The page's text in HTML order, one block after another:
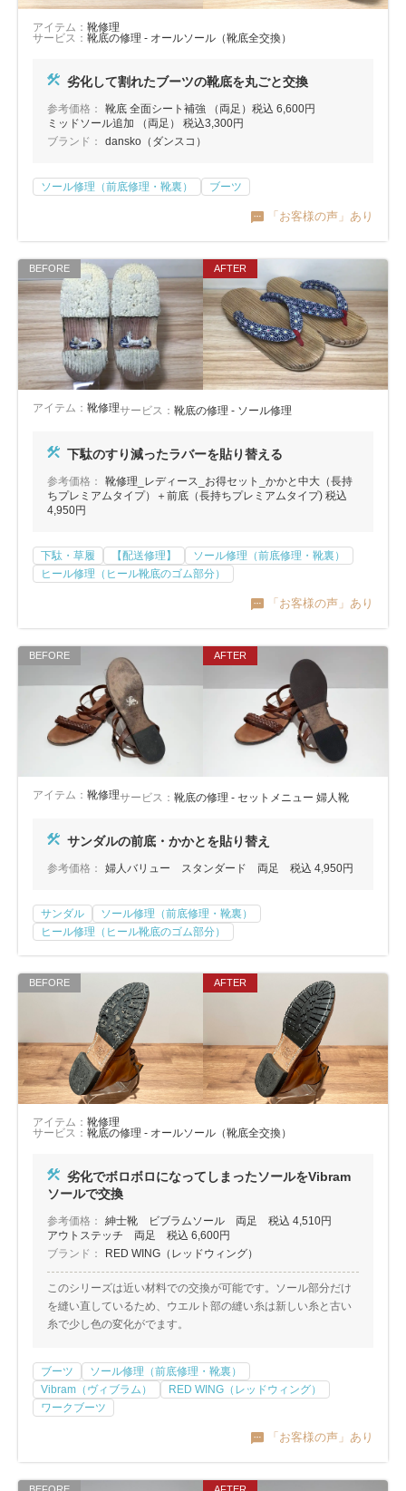
アイテム： 靴修理
サービス： 靴底の修理 - オールソール（靴底全交換）
劣化して割れたブーツの靴底を丸ごと交換
参考価格：
靴底 全面シート補強 （両足）税込 6,600円
ミッドソール追加 （両足） 税込3,300円
ブランド：
dansko（ダンスコ）
ソール修理（前底修理・靴裏） ブーツ
「お客様の声」あり
アイテム： 靴修理サービス： 靴底の修理 - ソール修理
下駄のすり減ったラバーを貼り替える
参考価格：
靴修理_レディース_お得セット_かかと中大（長持
ちプレミアムタイプ）＋前底（長持ちプレミアムタイプ) 税込
4,950円
下駄・草履 【配送修理】
ソール修理（前底修理・靴裏）
ヒール修理（ヒール靴底のゴム部分）
「お客様の声」あり
アイテム： 靴修理サービス： 靴底の修理 - セットメニュー 婦人靴
サンダルの前底・かかとを貼り替え
参考価格： 婦人バリュー スタンダード 両足 税込 4,950円
サンダル
ソール修理（前底修理・靴裏）
ヒール修理（ヒール靴底のゴム部分）
アイテム： 靴修理
サービス： 靴底の修理 - オールソール（靴底全交換）
劣化でボロボロになってしまったソールをVibram
ソールで交換
参考価格：
紳士靴 ビブラムソール 両足 税込 4,510円
アウトステッチ 両足 税込 6,600円
ブランド：
RED WING（レッドウィング）
このシリーズは近い材料での交換が可能です。ソール部分だけ
を縫い直しているため、ウエルト部の縫い糸は新しい糸と古い
糸で少し色の変化がでます。
ブーツ
ソール修理（前底修理・靴裏）
Vibram（ヴィブラム）
RED WING（レッドウィング）
ワークブーツ
「お客様の声」あり